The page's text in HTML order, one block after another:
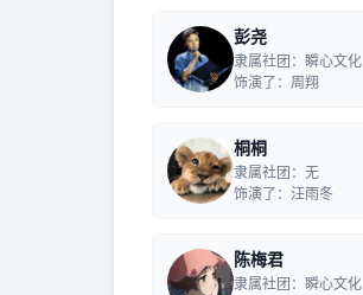
彭尧
隶属社团：瞬心文化
饰演了：周翔
桐桐
隶属社团：无
饰演了：汪雨冬
陈梅君
隶属社团：瞬心文化